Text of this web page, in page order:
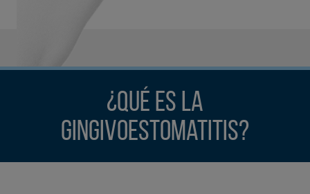
¿Qué es la
gingivoestomatitis?